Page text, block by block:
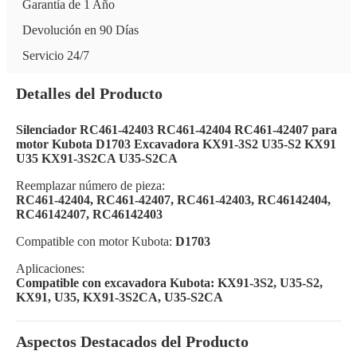
Garantía de 1 Año
Devolución en 90 Días
Servicio 24/7
Detalles del Producto
Silenciador RC461-42403 RC461-42404 RC461-42407 para
motor Kubota D1703 Excavadora KX91-3S2 U35-S2 KX91
U35 KX91-3S2CA U35-S2CA
Reemplazar número de pieza:
RC461-42404, RC461-42407, RC461-42403, RC46142404,
RC46142407, RC46142403
Compatible con motor Kubota: D1703
Aplicaciones:
Compatible con excavadora Kubota: KX91-3S2, U35-S2,
KX91, U35, KX91-3S2CA, U35-S2CA
Aspectos Destacados del Producto